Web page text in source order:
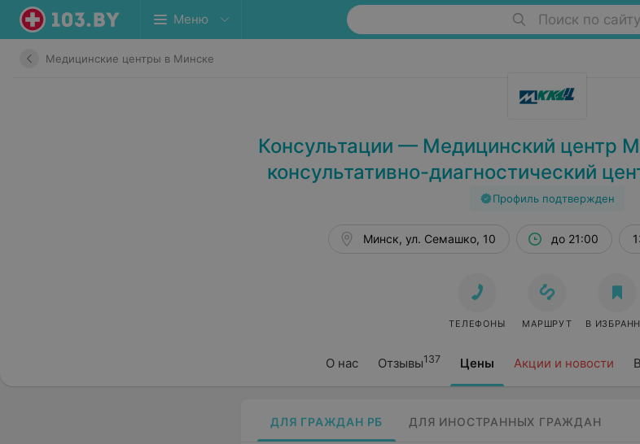
Меню Поиск по сайту
Медицинские центры в Минске
Консультации — Медицинский центр
консультативно-диагностический
Профиль подтвержден
О нас Отзывы137 Цены Акции и новости
Минск, ул. Семашко, 10 до 21:00
ТЕЛЕФОНЫ МАРШРУТ В
ДЛЯ ГРАЖДАН РБ ДЛЯ ИНОСТРАННЫХ ГРАЖДАН